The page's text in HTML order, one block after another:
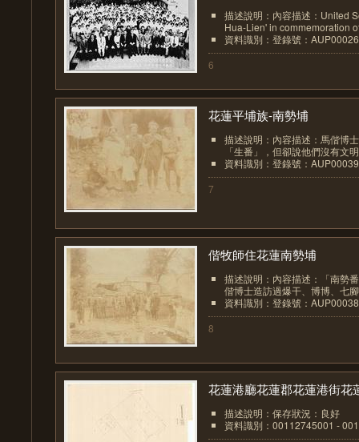
描述說明：內容描述：United
Hua-Lien' in commemoration
資料識別：登錄號：
6
花蓮平埔族-南勢埔
描述說明：內容描述：馬偕博
「生番」，但卻說他們沒有文
資料識別：登錄號：
7
偕牧師住花蓮南勢埔
描述說明：內容描述：「南勢
偕博士造訪過爆干、博博、七
資料識別：登錄號：
8
花蓮港廳花蓮郡花蓮港街花
描述說明：保存狀況：良好
資料識別：00112745001 -